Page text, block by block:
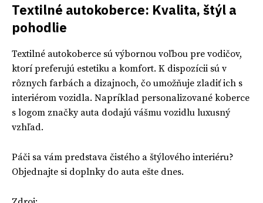
Textilné autokoberce: Kvalita, štýl a
pohodlie
Textilné autokoberce sú výbornou voľbou pre vodičov,
ktorí preferujú estetiku a komfort. K dispozícii sú v
rôznych farbách a dizajnoch, čo umožňuje zladiť ich s
interiérom vozidla. Napríklad personalizované koberce
s logom značky auta dodajú vášmu vozidlu luxusný
vzhľad.
Páči sa vám predstava čistého a štýlového interiéru?
Objednajte si doplnky do auta ešte dnes.